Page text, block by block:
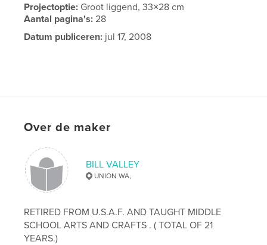
Projectoptie: Groot liggend, 33×28 cm
Aantal pagina's:28
Datum publiceren: jul 17, 2008
Over de maker
BILL VALLEY
UNION WA,
RETIRED FROM U.S.A.F. AND TAUGHT MIDDLE
SCHOOL ARTS AND CRAFTS . ( TOTAL OF 21
YEARS.)